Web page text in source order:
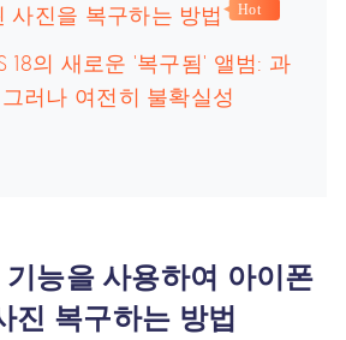
사진을 복구하는 방법
Hot
18의 새로운 '복구됨' 앨범: 과
러나 여전히 불확실성
기능을 사용하여 아이폰
진 복구하는 방법